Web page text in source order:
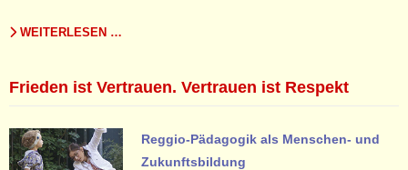
WEITERLESEN …
Frieden ist Vertrauen. Vertrauen ist Respekt
Reggio-Pädagogik als Menschen- und
Zukunftsbildung